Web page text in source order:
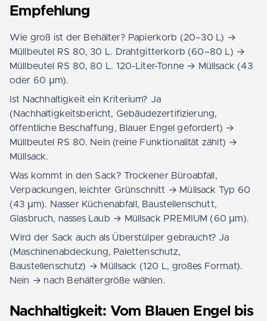
Empfehlung
Wie groß ist der Behälter? Papierkorb (20–30 L) →
Müllbeutel RS 80, 30 L. Drahtgitterkorb (60–80 L) →
Müllbeutel RS 80, 80 L. 120-Liter-Tonne → Müllsack (43
oder 60 µm).
Ist Nachhaltigkeit ein Kriterium? Ja
(Nachhaltigkeitsbericht, Gebäudezertifizierung,
öffentliche Beschaffung, Blauer Engel gefordert) →
Müllbeutel RS 80. Nein (reine Funktionalität zählt) →
Müllsack.
Was kommt in den Sack? Trockener Büroabfall,
Verpackungen, leichter Grünschnitt → Müllsack Typ 60
(43 µm). Nasser Küchenabfall, Baustellenschutt,
Glasbruch, nasses Laub → Müllsack PREMIUM (60 µm).
Wird der Sack auch als Überstülper gebraucht? Ja
(Maschinenabdeckung, Palettenschutz,
Baustellenschutz) → Müllsack (120 L, großes Format).
Nein → nach Behältergröße wählen.
Nachhaltigkeit: Vom Blauen Engel bis